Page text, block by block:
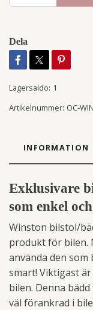
Dela
Lagersaldo: 1
Artikelnummer: OC-
INFORMATION
Exklusivare
som enkel
Winston bilstol/
produkt för bilen.
använda den som
smart! Viktigast
bilen. Denna
väl förankrad i